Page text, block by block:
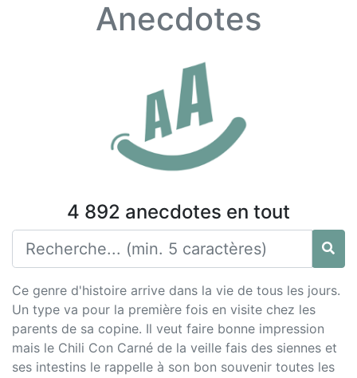
Anecdotes
4 892 anecdotes en tout
Ce genre d'histoire arrive dans la vie de tous les jours.
Un type va pour la première fois en visite chez les
parents de sa copine. Il veut faire bonne impression
mais le Chili Con Carné de la veille fais des siennes et
ses intestins le rappelle à son bon souvenir toutes les